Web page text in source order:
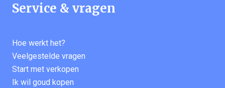
Service & vragen
Hoe werkt het?
Veelgestelde vragen
Start met verkopen
Ik wil goud kopen